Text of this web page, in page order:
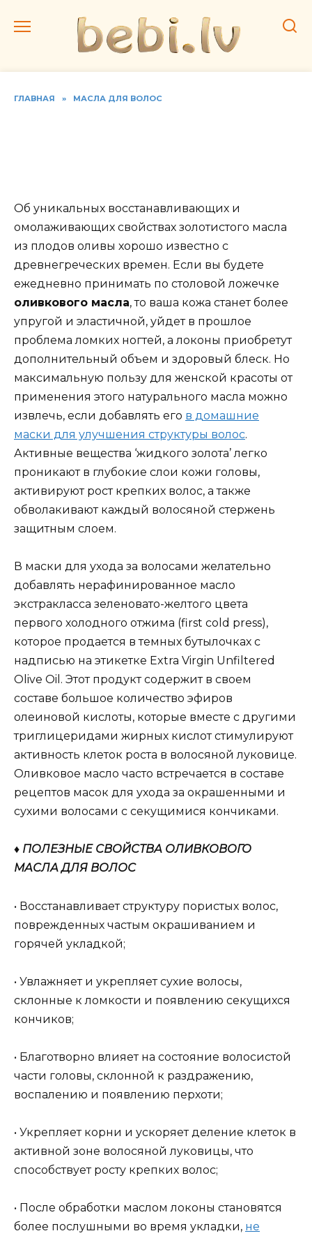
ГЛАВНАЯ » МАСЛА ДЛЯ ВОЛОС
Об уникальных восстанавливающих и
омолаживающих свойствах золотистого масла
из плодов оливы хорошо известно с
древнегреческих времен. Если вы будете
ежедневно принимать по столовой ложечке
оливкового масла, то ваша кожа станет более
упругой и эластичной, уйдет в прошлое
проблема ломких ногтей, а локоны приобретут
дополнительный объем и здоровый блеск. Но
максимальную пользу для женской красоты от
применения этого натурального масла можно
извлечь, если добавлять его в домашние
маски для улучшения структуры волос.
Активные вещества ‘жидкого золота’ легко
проникают в глубокие слои кожи головы,
активируют рост крепких волос, а также
обволакивают каждый волосяной стержень
защитным слоем.
В маски для ухода за волосами желательно
добавлять нерафинированное масло
экстракласса зеленовато-желтого цвета
первого холодного отжима (first cold press),
которое продается в темных бутылочках с
надписью на этикетке Extra Virgin Unfiltered
Olive Oil. Этот продукт содержит в своем
составе большое количество эфиров
олеиновой кислоты, которые вместе с другими
триглицеридами жирных кислот стимулируют
активность клеток роста в волосяной луковице.
Оливковое масло часто встречается в составе
рецептов масок для ухода за окрашенными и
сухими волосами с секущимися кончиками.
♦ ПОЛЕЗНЫЕ СВОЙСТВА ОЛИВКОВОГО
МАСЛА ДЛЯ ВОЛОС
• Восстанавливает структуру пористых волос,
поврежденных частым окрашиванием и
горячей укладкой;
• Увлажняет и укрепляет сухие волосы,
склонные к ломкости и появлению секущихся
кончиков;
• Благотворно влияет на состояние волосистой
части головы, склонной к раздражению,
воспалению и появлению перхоти;
• Укрепляет корни и ускоряет деление клеток в
активной зоне волосяной луковицы, что
способствует росту крепких волос;
• После обработки маслом локоны становятся
более послушными во время укладки, не